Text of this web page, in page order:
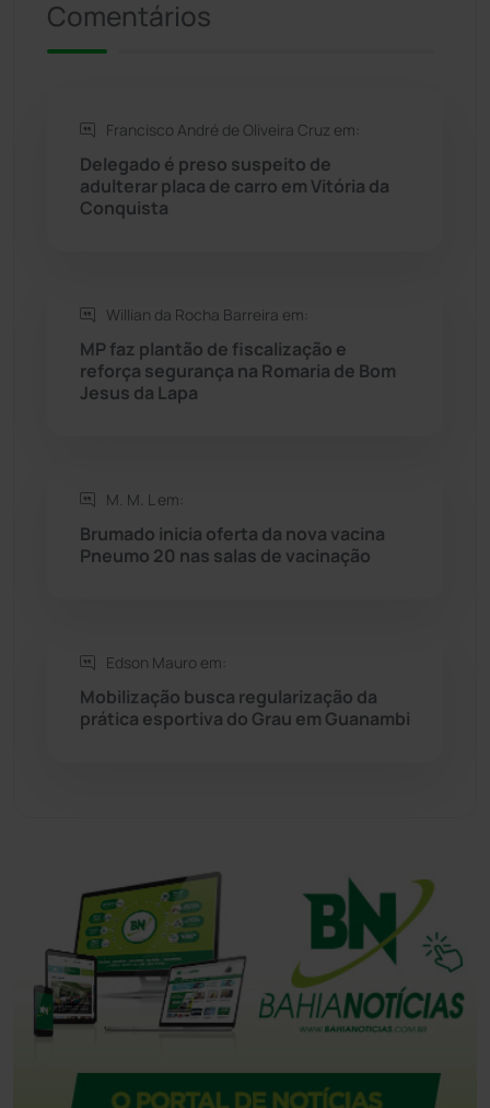
Rio de Contas
Rio do Pires
Sebastião Laranjeiras
Tanhaçu
Tecnologia
Urandi (158)
Comentários
Francisco André de Oliveira Cruz em:
Delegado é preso suspeito de
adulterar placa de carro em Vitória da
Conquista
Willian da Rocha Barreira em:
MP faz plantão de fiscalização e
reforça segurança na Romaria de Bom
Jesus da Lapa
M. M. L em:
Brumado inicia oferta da nova vacina
Pneumo 20 nas salas de vacinação
Edson Mauro em:
Mobilização busca regularização da
prática esportiva do Grau em Guanambi